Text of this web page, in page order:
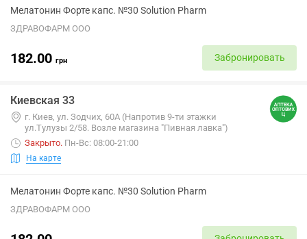
Мелатонин Форте капс. №30 Solution Pharm
ЗДРАВОФАРМ ООО
182.00 грн Забронировать
Киевская 33
г. Киев, ул. Зодчих, 60А (Напротив 9-ти этажки
ул.Тулузы 2/58. Возле магазина "Пивная лавка")
Закрыто. Пн-Вс: 08:00-21:00
На карте
Мелатонин Форте капс. №30 Solution Pharm
ЗДРАВОФАРМ ООО